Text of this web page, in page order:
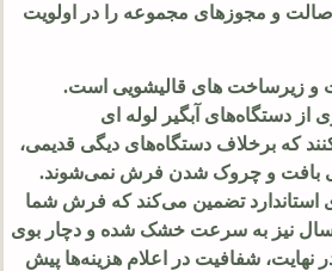
و مجوزهای مجموعه را در اولویت
و زیرساخت‌ های قالیشویی است.
دستگاه‌های آبگیر لوله‌ ای
که برخلاف دستگاه‌های دیگی قدیمی،
بافت و چروک شدن فرش نمی‌شوند.
استاندارد تضمین می‌کند که فرش شما
سال نیز به سرعت خشک شده و دچار بوی
نهایت، شفافیت در اعلام هزینه‌ها پیش